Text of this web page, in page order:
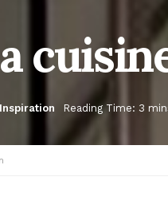
Inspiration Reading Time: 3